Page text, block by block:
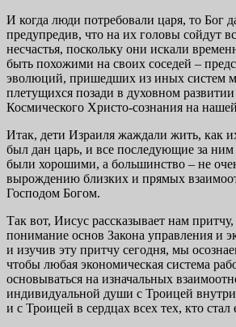
И когда люди потребовали царя, то Бог
предупредив, что на их головы сойдут
несчастья, поскольку они искали
быть похожими на своих соседей –
эволюций, пришедших из иных систем
плетущихся позади в духовном
Космического Христо-сознания на
Итак, дети Израиля жаждали жить, как
был дан царь, и все последующие за
были хорошими, а большинство – не
вырождению близких и прямых
Господом Богом.
Так вот, Иисус рассказывает нам притчу,
понимание основ Закона управления и
и изучив эту притчу сегодня, мы
чтобы любая экономическая система
основываться на изначальных
индивидуальной души с Троицей внутри
и с Троицей в сердцах всех тех, кто